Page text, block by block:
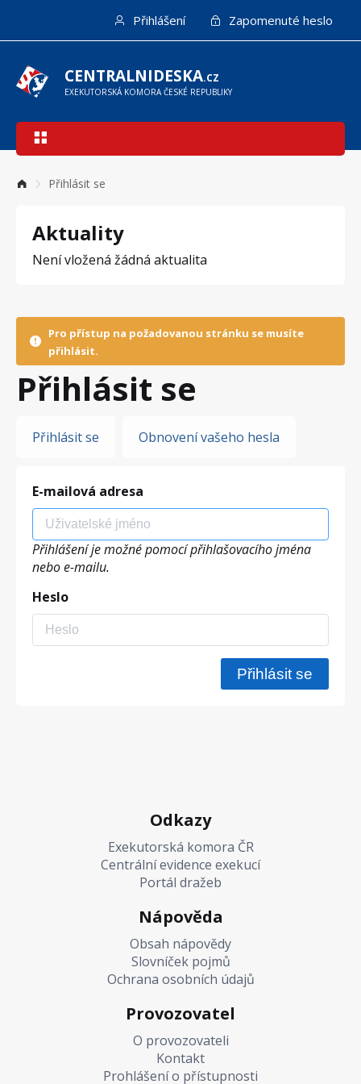
hlavnímu
obsahu
Přihlášení Zapomenuté heslo
CENTRALNIDESKA.CZ
EXEKUTORSKÁ KOMORA ČESKÉ REPUBLIKY
Hlavní
Přihlásit se
Aktuality
Není vložená žádná aktualita
Pro přístup na požadovanou stránku se musíte
přihlásit.
Přihlásit se
Hlavní
Přihlásit se Obnovení vašeho hesla
E-mailová adresa
Přihlášení je možné pomocí přihlašovacího jména
nebo e-mailu.
Heslo
Odkazy
Exekutorská komora ČR
Centrální evidence exekucí
Portál dražeb
Nápověda
Obsah nápovědy
Slovníček pojmů
Ochrana osobních údajů
Provozovatel
O provozovateli
Kontakt
Prohlášení o přístupnosti